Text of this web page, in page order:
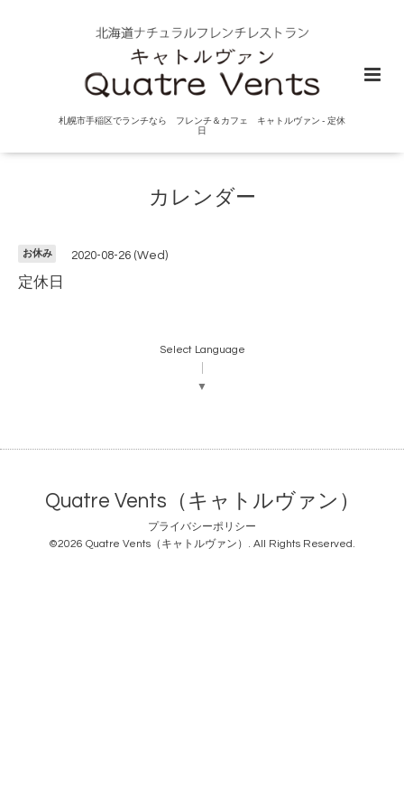
札幌市手稲区でランチなら フレンチ＆カフェ キャトルヴァン - 定休
日
カレンダー
お休み 2020-08-26 (Wed)
定休日
Select Language
▼
Quatre Vents（キャトルヴァン）
プライバシーポリシー
©2026 Quatre Vents（キャトルヴァン） . All Rights Reserved.